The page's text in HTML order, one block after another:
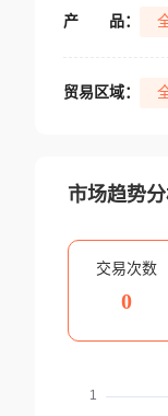
产 品：
贸易区域：
市场趋势
交易次数
0